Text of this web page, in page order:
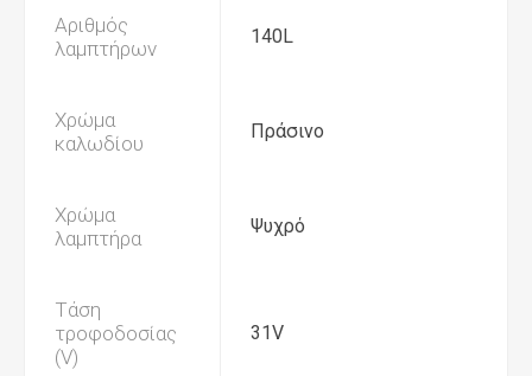
Αριθμός
λαμπτήρων
140L
Χρώμα
καλωδίου
Πράσινο
Χρώμα
λαμπτήρα
Ψυχρό
Τάση
τροφοδοσίας
(V)
31V